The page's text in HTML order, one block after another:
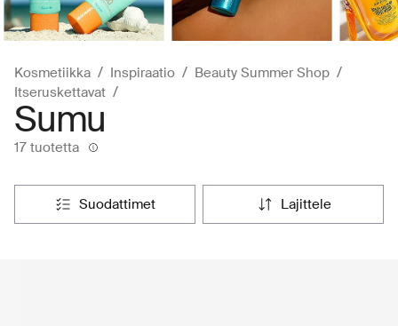
Kosmetiikka Inspiraatio
Beauty Summer Shop
Itseruskettavat
Sumu
17 tuotetta
suodattimet lajittele